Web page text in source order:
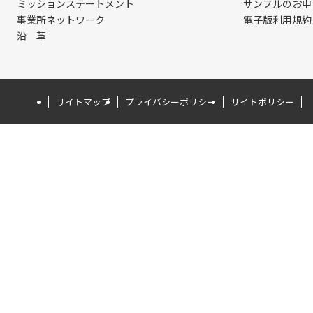
ミッションステートメント
事業所ネットワーク
沿 革
サンプルのお
電子版利用規約
サイトマップ プライバシーポリシー サイトポリシー